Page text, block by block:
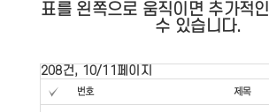
표를 왼쪽으로 움직이면 추가적
수 있습니다.
208건, 10/11페이지